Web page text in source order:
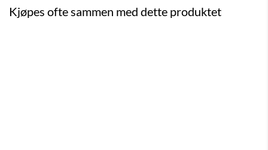
Kjøpes ofte sammen med dette produktet